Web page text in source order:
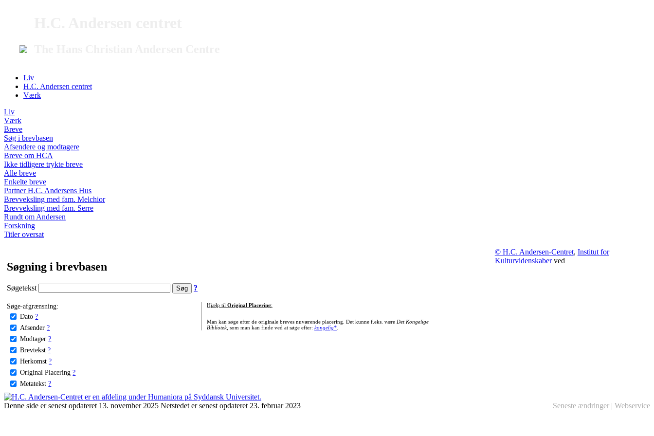
Liv
H.C. Andersen centret
Værk
Liv
Værk
Breve
Søg i brevbasen
Afsendere og modtagere
Breve om HCA
Ikke tidligere trykte breve
Alle breve
Enkelte breve
Partner H.C. Andersens Hus
Brevveksling med fam. Melchior
Brevveksling med fam. Serre
Rundt om Andersen
Forskning
Titler oversat
Søgning i brevbasen
Søgetekst ?
Søge-afgrænsning:
Dato ?
Afsender ?
Modtager ?
Brevtekst ?
Herkomst ?
Original Placering ?
Metatekst ?
Hjælp til Original Placering:
Man kan søge efter de originale breves nuværende placering. Det kunne f.eks. være Det Kongelige
Bibliotek, som man kan finde ved at søge efter: kongelig*.
© H.C. Andersen-Centret, Institut for
Kulturvidenskaberved
Denne side er senest opdateret 13. november 2025 Netstedet er senest opdateret 23. februar 2023 Seneste ændringer | Webservice